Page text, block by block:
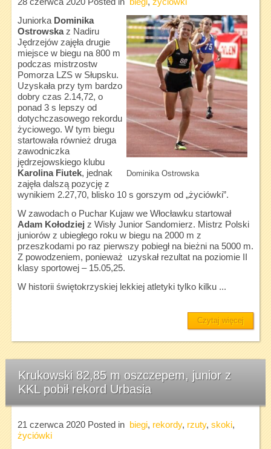
28 czerwca 2020Posted in biegi, życiówki
Dominika Ostrowska
JuniorkaDominika
Ostrowskaz Nadiru
Jędrzejów zajęła drugie
miejsce w biegu na 800 m
podczas mistrzostw
Pomorza LZS w Słupsku.
Uzyskała przy tym bardzo
dobry czas 2.14,72, o
ponad 3 s lepszy od
dotychczasowego rekordu
życiowego. W tym biegu
startowała również druga
zawodniczka
jędrzejowskiego klubu
Karolina Fiutek, jednak
zajęła dalszą pozycję z
wynikiem 2.27,70, blisko 10 s gorszym od „życiówki”.
W zawodach o Puchar Kujaw we Włocławku startował
Adam Kołodziej z Wisły Junior Sandomierz. Mistrz Polski
juniorów z ubiegłego roku w biegu na 2000 m z
przeszkodami po raz pierwszy pobiegł na bieżni na 5000 m.
Z powodzeniem, ponieważ uzyskał rezultat na poziomie II
klasy sportowej – 15.05,25.
W historii świętokrzyskiej lekkiej atletyki tylko kilku ...
Czytaj więcej
Krukowski 82,85 m oszczepem, junior z
KKL pobił rekord Urbasia
21 czerwca 2020Posted in biegi, rekordy, rzuty, skoki,
życiówki